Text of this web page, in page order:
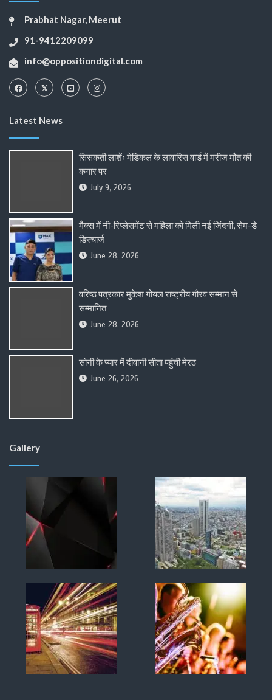
Prabhat Nagar, Meerut
91-9412209099
info@oppositiondigital.com
Latest News
सिसकती लाशेंः मेडिकल के लावारिस वार्ड में मरीज मौत की
कगार पर
July 9, 2026
मैक्स में नी-रिप्लेसमेंट से महिला को मिली नई जिंदगी, सेम-डे
डिस्चार्ज
June 28, 2026
वरिष्ठ पत्रकार मुकेश गोयल राष्ट्रीय गौरव सम्मान से
सम्मानित
June 28, 2026
सोनी के प्यार में दीवानी सीता पहुंची मेरठ
June 26, 2026
Gallery